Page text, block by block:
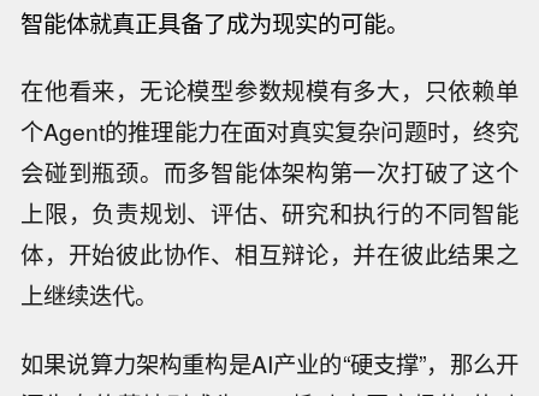
智能体就真正具备了成为现实的可能。
在他看来，无论模型参数规模有多大，只依赖单
个Agent的推理能力在面对真实复杂问题时，终究
会碰到瓶颈。而多智能体架构第一次打破了这个
上限，负责规划、评估、研究和执行的不同智能
体，开始彼此协作、相互辩论，并在彼此结果之
上继续迭代。
如果说算力架构重构是AI产业的“硬支撑”，那么开